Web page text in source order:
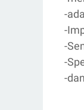
-
-
-
-
-